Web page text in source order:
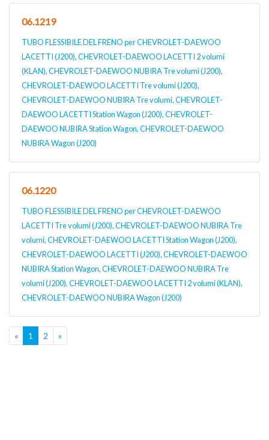
06.1219
TUBO FLESSIBILE DEL FRENO per CHEVROLET-DAEWOO
LACETTI (J200), CHEVROLET-DAEWOO LACETTI 2 volumi
(KLAN), CHEVROLET-DAEWOO NUBIRA Tre volumi (J200),
CHEVROLET-DAEWOO LACETTI Tre volumi (J200),
CHEVROLET-DAEWOO NUBIRA Tre volumi, CHEVROLET-
DAEWOO LACETTI Station Wagon (J200), CHEVROLET-
DAEWOO NUBIRA Station Wagon, CHEVROLET-DAEWOO
NUBIRA Wagon (J200)
06.1220
TUBO FLESSIBILE DEL FRENO per CHEVROLET-DAEWOO
LACETTI Tre volumi (J200), CHEVROLET-DAEWOO NUBIRA Tre
volumi, CHEVROLET-DAEWOO LACETTI Station Wagon (J200),
CHEVROLET-DAEWOO LACETTI (J200), CHEVROLET-DAEWOO
NUBIRA Station Wagon, CHEVROLET-DAEWOO NUBIRA Tre
volumi (J200), CHEVROLET-DAEWOO LACETTI 2 volumi (KLAN),
CHEVROLET-DAEWOO NUBIRA Wagon (J200)
« 1 2 »